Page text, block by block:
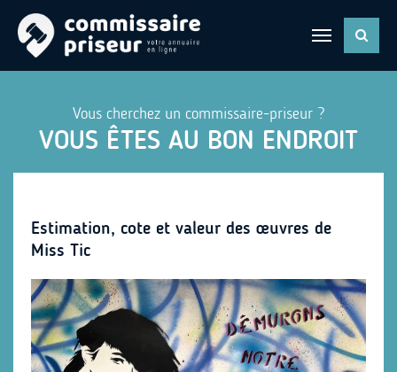
Vous cherchez un commissaire-priseur ?
VOUS ÊTES AU BON ENDROIT
Estimation, cote et valeur des œuvres de
Miss Tic